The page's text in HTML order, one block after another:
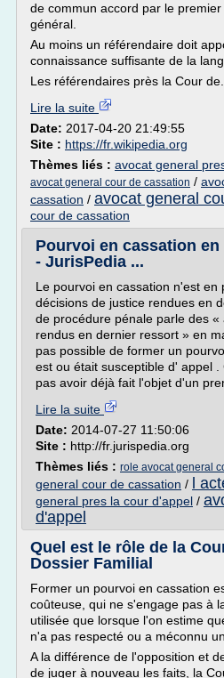
de commun accord par le
général.
Au moins un référendaire doit
connaissance suffisante de la
Les référendaires près la Cour de...
Lire la suite
Date: 2017-04-20 21:49:55
Site : https://fr.wikipedia.org
Thèmes liés : avocat general
avocat general cour de cassation /
cassation / avocat general
cour de cassation
Pourvoi en cassation
- JurisPedia ...
Le pourvoi en cassation n'est en
décisions de justice rendues en
de procédure pénale parle des
rendus en dernier ressort » en
pas possible de former un
est ou était susceptible d' appel
pas avoir déjà fait l'objet d'un
Lire la suite
Date: 2014-07-27 11:50:06
Site : http://fr.jurispedia.org
Thèmes liés : role avocat general
general cour de cassation / l
general pres la cour d'appel /
d'appel
Quel est le rôle de la
Dossier Familial
Former un pourvoi en cassation
coûteuse, qui ne s'engage pas à
utilisée que lorsque l'on estime
n'a pas respecté ou a méconnu
A la différence de l'opposition et
de juger à nouveau les faits, la